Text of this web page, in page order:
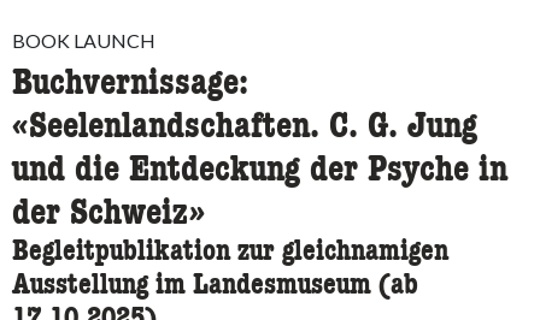
BOOK LAUNCH
Buchvernissage:
«Seelenlandschaften. C. G. Jung
und die Entdeckung der Psyche in
der Schweiz»
Begleitpublikation zur gleichnamigen
Ausstellung im Landesmuseum (ab